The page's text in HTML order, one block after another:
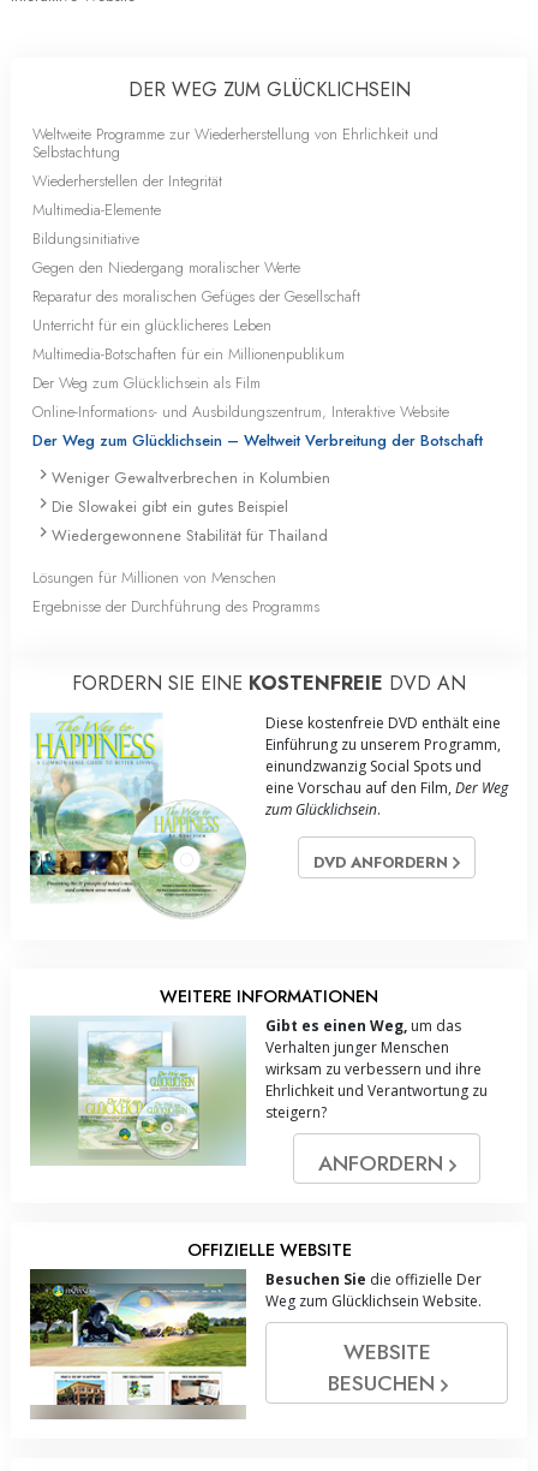
DER WEG ZUM GLÜCKLICHSEIN
Weltweite Programme zur Wiederherstellung von Ehrlichkeit und
Selbstachtung
Wiederherstellen der Integrität
Multimedia-Elemente
Bildungsinitiative
Gegen den Niedergang moralischer Werte
Reparatur des moralischen Gefüges der Gesellschaft
Unterricht für ein glücklicheres Leben
Multimedia-Botschaften für ein Millionenpublikum
Der Weg zum Glücklichsein als Film
Online-Informations- und Ausbildungszentrum, Interaktive Website
Der Weg zum Glücklichsein – Weltweit Verbreitung der Botschaft
Weniger Gewaltverbrechen in Kolumbien
Die Slowakei gibt ein gutes Beispiel
Wiedergewonnene Stabilität für Thailand
Lösungen für Millionen von Menschen
Ergebnisse der Durchführung des Programms
FORDERN SIE EINE KOSTENFREIE DVD AN
Diese kostenfreie DVD enthält eine
Einführung zu unserem Programm,
einundzwanzig Social Spots und
eine Vorschau auf den Film, Der Weg
zum Glücklichsein.
DVD ANFORDERN
WEITERE INFORMATIONEN
Gibt es einen Weg, um das
Verhalten junger Menschen
wirksam zu verbessern und ihre
Ehrlichkeit und Verantwortung zu
steigern?
ANFORDERN
OFFIZIELLE WEBSITE
Besuchen Sie die offizielle Der
Weg zum Glücklichsein Website.
WEBSITE
BESUCHEN